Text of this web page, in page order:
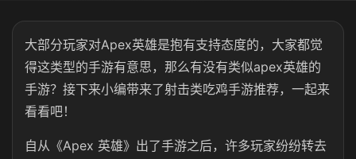
大部分玩家对Apex英雄是抱有支持态度的，大家都觉
得这类型的手游有意思，那么有没有类似apex英雄的
手游？接下来小编带来了射击类吃鸡手游推荐，一起来
看看吧！
自从《Apex 英雄》出了手游之后，许多玩家纷纷转去